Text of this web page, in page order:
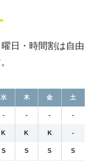
日・時間割は自由
水 木 金 土
- - - -
K K K -
S S S S